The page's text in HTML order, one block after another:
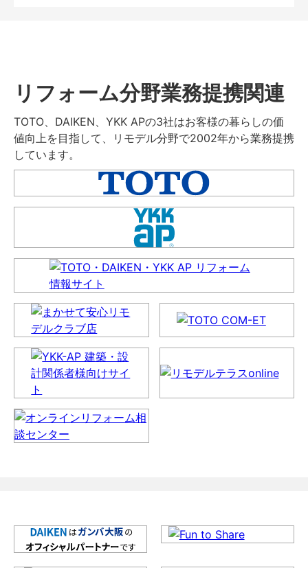
リフォーム分野業務提携関連
TOTO、DAIKEN、YKK APの3社はお客様の暮らしの価
値向上を目指して、リモデル分野で2002年から業務提携
しています。